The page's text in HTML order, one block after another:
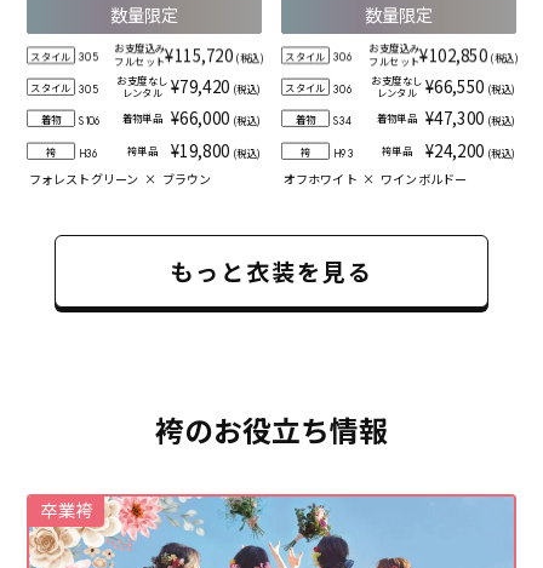
数量限定
スタイル 305
お支度込み
フルセット¥115,720 (税込)
スタイル 305
お支度なし
レンタル
¥79,420 (税込)
着物 S106 着物単品 ¥66,000 (税込)
袴 H36 袴単品 ¥19,800 (税込)
フォレストグリーン × ブラウン
数量限定
スタイル 306
お支度込み
フルセット¥102,850 (税込)
スタイル 306
お支度なし
レンタル ¥66,550 (税込)
着物 S34 着物単品 ¥47,300 (税込)
袴 H93 袴単品 ¥24,200 (税込)
オフホワイト × ワインボルドー
もっと衣装を見る
袴のお役立ち情報
卒業袴